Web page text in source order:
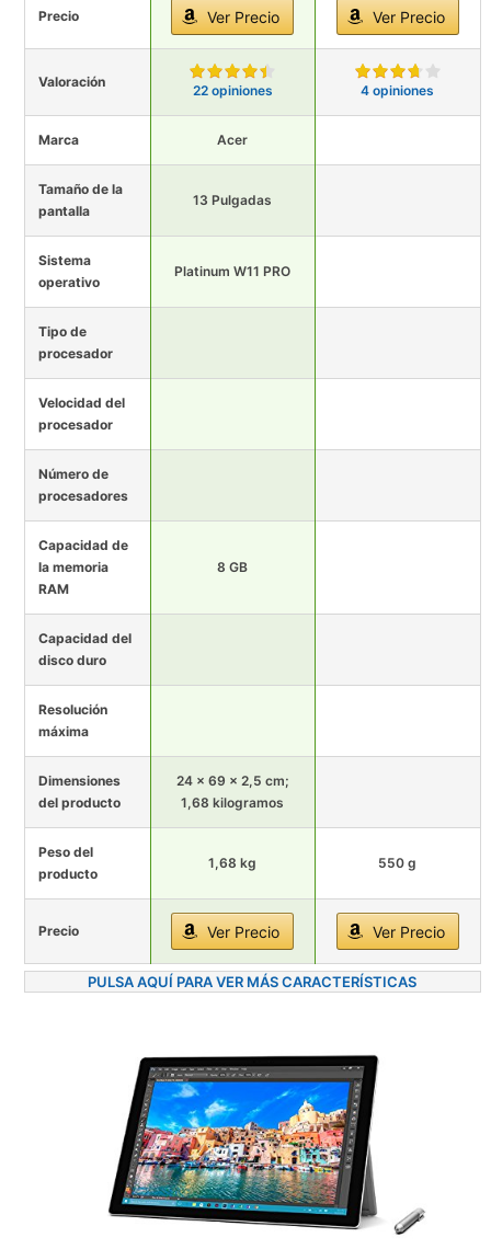
Precio Ver Precio Ver Precio
Valoración
22 opiniones 4 opiniones
Marca Acer
Tamaño de la
pantalla
13 Pulgadas
Sistema
operativo
Platinum W11 PRO
Tipo de
procesador
Velocidad del
procesador
Número de
procesadores
Capacidad de
la memoria
RAM
8 GB
Capacidad del
disco duro
Resolución
máxima
Dimensiones
del producto
24 x 69 x 2,5 cm;
1,68 kilogramos
Peso del
producto
1,68 kg 550 g
Precio Ver Precio Ver Precio
PULSA AQUÍ PARA VER MÁS CARACTERÍSTICAS